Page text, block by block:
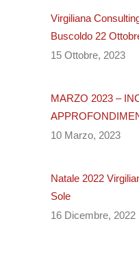
Virgiliana
Buscoldo 22
15 Ottobre, 2023
MARZO 2023 –
10 Marzo, 2023
Natale 2022
Sole
16 Dicembre, 2022